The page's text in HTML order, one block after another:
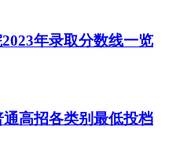
年录取分数线一览
高招各类别最低投档